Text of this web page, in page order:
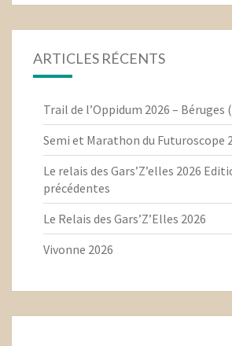
ARTICLES RÉCENTS
Trail de l’Oppidum 2026 – Béruges
Semi et Marathon du Futuroscope
Le relais des Gars’Z’elles 2026
précédentes
Le Relais des Gars’Z’Elles 2026
Vivonne 2026